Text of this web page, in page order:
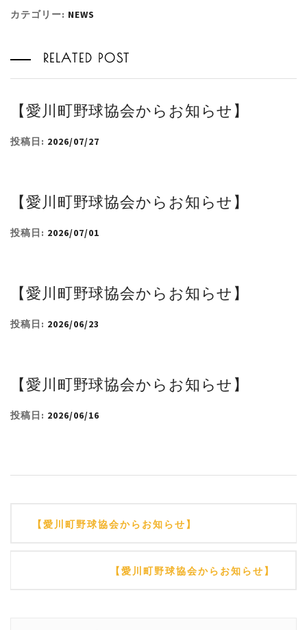
カテゴリー: NEWS
RELATED POST
【愛川町野球協会からお知らせ】
投稿日: 2026/07/27
【愛川町野球協会からお知らせ】
投稿日: 2026/07/01
【愛川町野球協会からお知らせ】
投稿日: 2026/06/23
【愛川町野球協会からお知らせ】
投稿日: 2026/06/16
【愛川町野球協会からお知らせ】
【愛川町野球協会からお知らせ】